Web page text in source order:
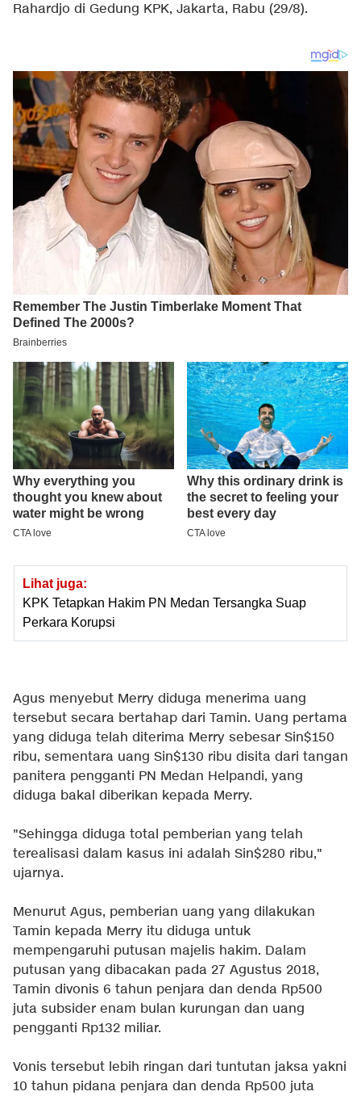
Rahardjo di Gedung KPK, Jakarta, Rabu (29/8).
Lihat juga:
KPK Tetapkan Hakim PN Medan Tersangka Suap
Perkara Korupsi
Agus menyebut Merry diduga menerima uang
tersebut secara bertahap dari Tamin. Uang pertama
yang diduga telah diterima Merry sebesar Sin$150
ribu, sementara uang Sin$130 ribu disita dari tangan
panitera pengganti PN Medan Helpandi, yang
diduga bakal diberikan kepada Merry.
"Sehingga diduga total pemberian yang telah
terealisasi dalam kasus ini adalah Sin$280 ribu,"
ujarnya.
Menurut Agus, pemberian uang yang dilakukan
Tamin kepada Merry itu diduga untuk
mempengaruhi putusan majelis hakim. Dalam
putusan yang dibacakan pada 27 Agustus 2018,
Tamin divonis 6 tahun penjara dan denda Rp500
juta subsider enam bulan kurungan dan uang
pengganti Rp132 miliar.
Vonis tersebut lebih ringan dari tuntutan jaksa yakni
10 tahun pidana penjara dan denda Rp500 juta